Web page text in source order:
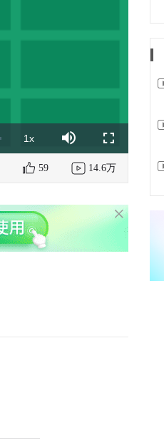
1xPlayback
Rate
Mute Fullscreen
59 14.6万